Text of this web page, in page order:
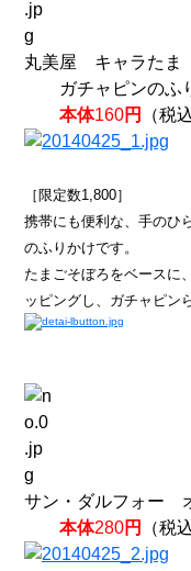
丸美屋 キャラたま
ガチャピンのふ
本体160円 （税
［限定数1,800］
携帯にも便利な、手のひ
のふりかけです。
たまごそぼろをベースに
ッピングし、ガチャピン
サン・ダルフォー
本体280円 （税